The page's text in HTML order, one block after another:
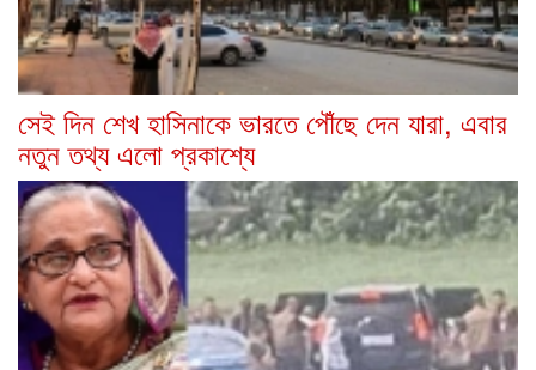
সেই দিন শেখ হাসিনাকে ভারতে পৌঁছে দেন যারা, এবার
নতুন তথ্য এলো প্রকাশ্যে